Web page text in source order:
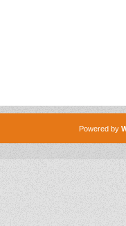
Powered by